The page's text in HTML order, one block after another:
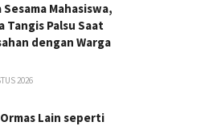
Sesama Mahasiswa,
Tangis Palsu Saat
dengan Warga
2026
Lain seperti